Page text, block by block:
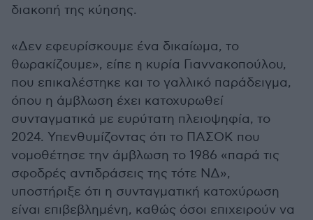
διακοπή της κύησης.
«Δεν εφευρίσκουμε ένα δικαίωμα, το
θωρακίζουμε», είπε η κυρία Γιαννακοπούλου,
που επικαλέστηκε και το γαλλικό παράδειγμα,
όπου η άμβλωση έχει κατοχυρωθεί
συνταγματικά με ευρύτατη πλειοψηφία, το
2024. Υπενθυμίζοντας ότι το ΠΑΣΟΚ που
νομοθέτησε την άμβλωση το 1986 «παρά τις
σφοδρές αντιδράσεις της τότε ΝΔ»,
υποστήριξε ότι η συνταγματική κατοχύρωση
είναι επιβεβλημένη, καθώς όσοι επιχειρούν να